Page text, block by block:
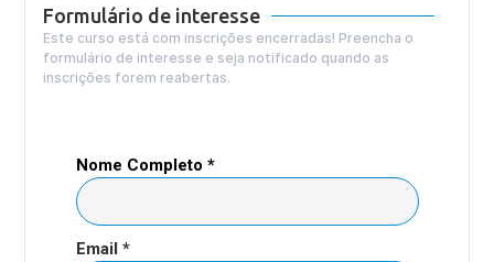
Formulário de interesse
Este curso está com inscrições encerradas! Preencha o
formulário de interesse e seja notificado quando as
inscrições forem reabertas.